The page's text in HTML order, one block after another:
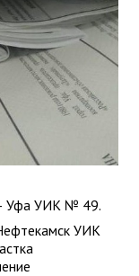
Уфа УИК № 49.
УИК